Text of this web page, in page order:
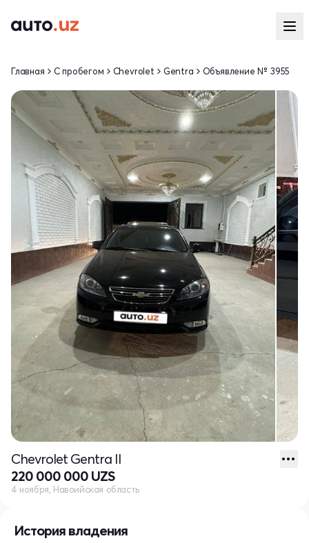
История владения
Главная С пробегом Chevrolet Gentra Объявление № 3955
Chevrolet Gentra II
220 000 000 UZS
4 ноября, Навоийская область